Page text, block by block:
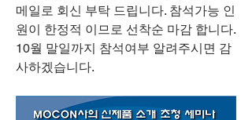
메일로 회신 부탁 드립니다. 참석가능 인
원이 한정적 이므로 선착순 마감 합니다.
10월 말일까지 참석여부 알려주시면 감
사하겠습니다.